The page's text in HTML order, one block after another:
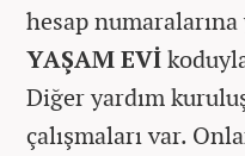
hesap
YAŞAM EVİ
Diğer yardım
çalışmaları var.